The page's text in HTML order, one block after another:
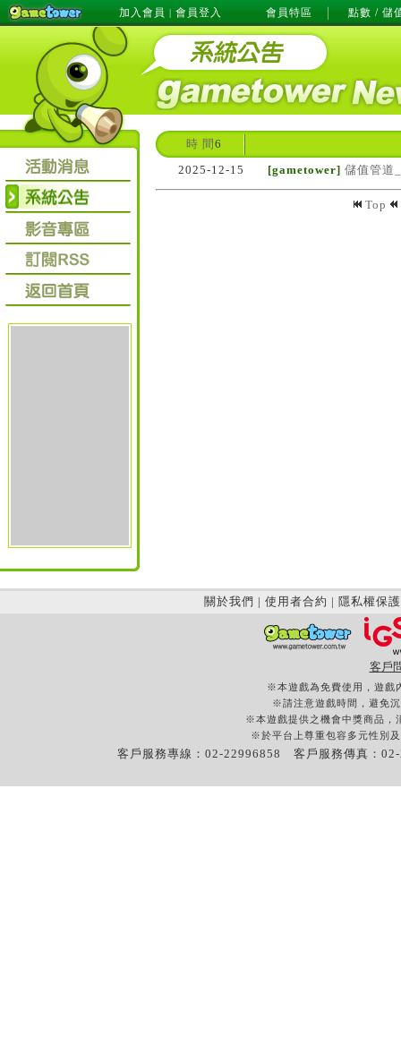
加入會員 | 會員登入 會員特區 點數 / 儲
時 間 6
2025-12-15
[gametower] 儲值管道
Top
關於我們 | 使用者合約 | 隱私權保護
客戶
※本遊戲為免費使用，遊戲
※請注意遊戲時間，避免
※本遊戲提供之機會中獎商品，
※於平台上尊重包容多元性別
客戶服務專線：02-22996858 客戶服務傳真：